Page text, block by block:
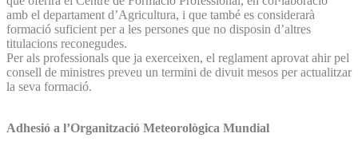
amb el departament d’Agricultura, i que també es considerarà
formació suficient per a les persones que no disposin d’altres
titulacions reconegudes.
Per als professionals que ja exerceixen, el reglament aprovat ahir pel
consell de ministres preveu un termini de divuit mesos per actualitzar
la seva formació.
Adhesió a l’Organització Meteorològica Mundial